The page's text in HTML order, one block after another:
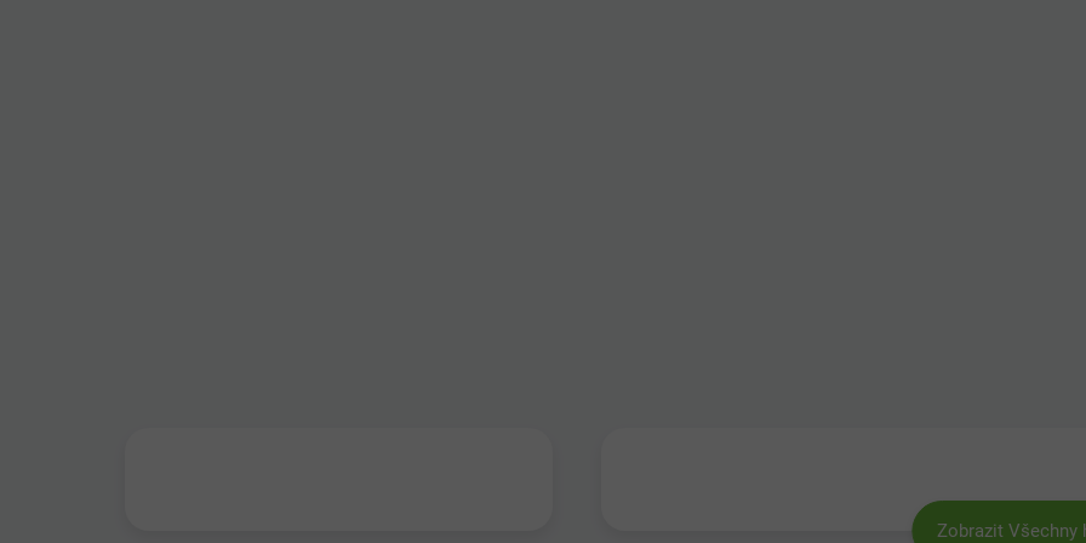
Zobrazit Všechny